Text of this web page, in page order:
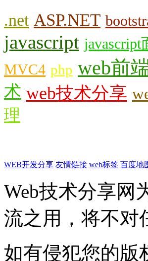
.net ASP.NET
javascript javascript
MVC4 php web前
术 web技术分享
理
WEB开发分享 友情链接 web标签 百度地
Web技术分享网
流之用，将不对
如有侵犯您的版